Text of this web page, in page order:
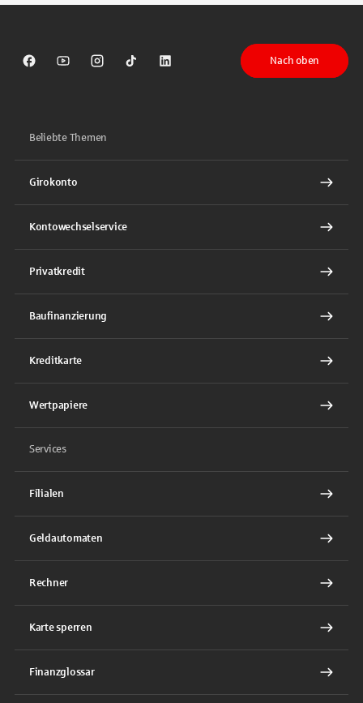
Sparkasse auf Facebook
Sparkasse auf Youtube
Sparkasse auf Instagram
Sparkasse auf TikTok
Sparkasse auf LinkedIn
Nach oben
Beliebte Themen
Girokonto
Kontowechselservice
Privatkredit
Baufinanzierung
Kreditkarte
Wertpapiere
Services
Filialen
Geldautomaten
Rechner
Karte sperren
Finanzglossar